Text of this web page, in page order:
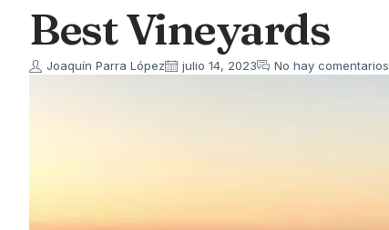
Best Vineyards
Joaquín Parra López julio 14, 2023 No hay comentarios